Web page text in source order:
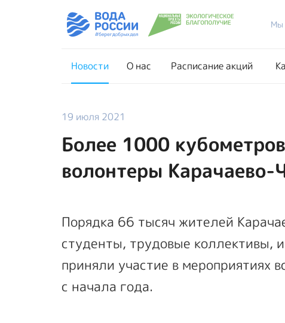
Мы
Новости О нас Расписание акций
Новости О нас
19 июля 2021
Более 1000
волонтеры Карачаево-
Порядка 66 тысяч жителей
студенты, трудовые коллективы,
приняли участие в мероприятиях
с начала года.